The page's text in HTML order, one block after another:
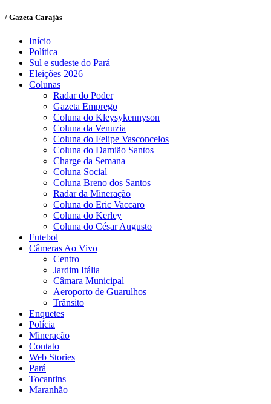
/ Gazeta Carajás
Início
Política
Sul e sudeste do Pará
Eleições 2026
Colunas
Radar do Poder
Gazeta Emprego
Coluna do Kleysykennyson
Coluna da Venuzia
Coluna do Felipe Vasconcelos
Coluna do Damião Santos
Charge da Semana
Coluna Social
Coluna Breno dos Santos
Radar da Mineração
Coluna do Eric Vaccaro
Coluna do Kerley
Coluna do César Augusto
Futebol
Câmeras Ao Vivo
Centro
Jardim Itália
Câmara Municipal
Aeroporto de Guarulhos
Trânsito
Enquetes
Polícia
Mineração
Contato
Web Stories
Pará
Tocantins
Maranhão